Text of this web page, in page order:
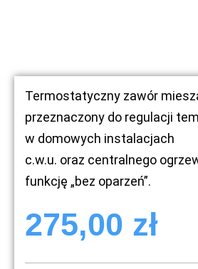
Termostatyczny zawór
przeznaczony do regulacji
w domowych instalacjach
c.w.u. oraz centralnego
funkcję „bez oparzeń”.
275,00 zł